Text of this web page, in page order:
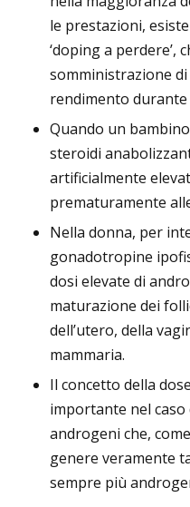
le prestazioni,
‘doping a perdere’,
somministrazione
rendimento
Quando un
steroidi
artificialmente
prematuramente
Nella donna, per
gonadotropine
dosi elevate di
maturazione dei
dell’utero, della
mammaria.
Il concetto della
importante nel
androgeni che,
genere veramente
sempre più